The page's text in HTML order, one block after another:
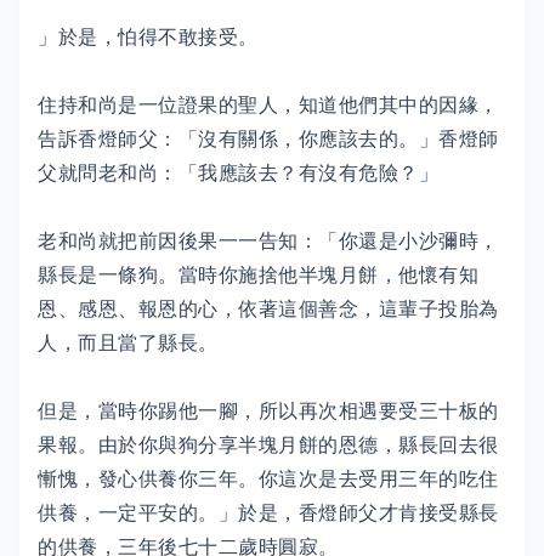
」於是，怕得不敢接受。
住持和尚是一位證果的聖人，知道他們其中的因緣，
告訴香燈師父：「沒有關係，你應該去的。」香燈師
父就問老和尚：「我應該去？有沒有危險？」
老和尚就把前因後果一一告知：「你還是小沙彌時，
縣長是一條狗。當時你施捨他半塊月餅，他懷有知
恩、感恩、報恩的心，依著這個善念，這輩子投胎為
人，而且當了縣長。
但是，當時你踢他一腳，所以再次相遇要受三十板的
果報。由於你與狗分享半塊月餅的恩德，縣長回去很
慚愧，發心供養你三年。你這次是去受用三年的吃住
供養，一定平安的。」於是，香燈師父才肯接受縣長
的供養，三年後七十二歲時圓寂。